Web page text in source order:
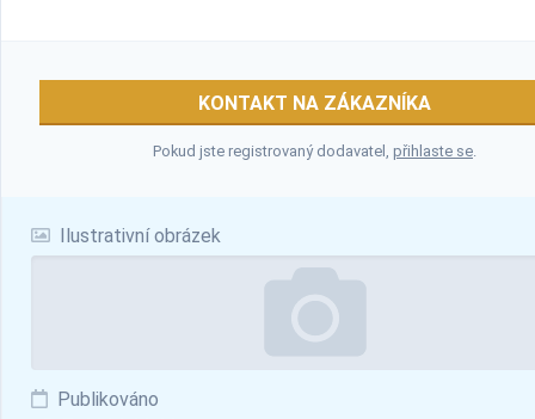
Ilustrativní obrázek
Publikováno
KONTAKT NA ZÁKAZNÍKA
Pokud jste registrovaný dodavatel, přihlaste se.